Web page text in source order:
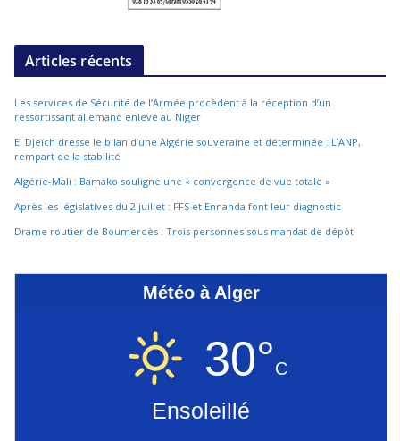
Articles récents
Les services de Sécurité de l’Armée procèdent à la réception d’un
ressortissant allemand enlevé au Niger
El Djeïch dresse le bilan d’une Algérie souveraine et déterminée : L’ANP,
rempart de la stabilité
Algérie-Mali : Bamako souligne une « convergence de vue totale »
Après les législatives du 2 juillet : FFS et Ennahda font leur diagnostic
Drame routier de Boumerdès : Trois personnes sous mandat de dépôt
Météo à Alger
30°C
Ensoleillé